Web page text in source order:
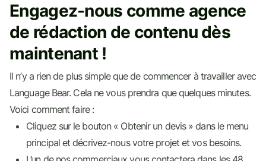
Engagez-nous comme agence
de rédaction de contenu dès
maintenant !
Il n’y a rien de plus simple que de commencer à travailler avec
Language Bear. Cela ne vous prendra que quelques minutes.
Voici comment faire :
Cliquez sur le bouton « Obtenir un devis » dans le menu
principal et décrivez-nous votre projet et vos besoins.